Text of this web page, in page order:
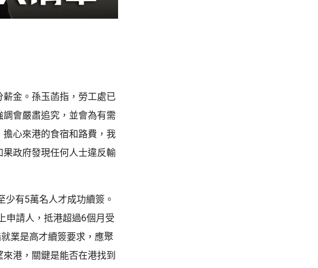
金。孫玉菡指，勞工處已
會嚴肅追究，並會為有需
心來港的食宿和路費，我
政府發現任何人士違反輸
有5萬名人才成功續簽。
申請人，抵港超過6個月受
業是高才續簽要求，應聚
港，關鍵是能否在港找到